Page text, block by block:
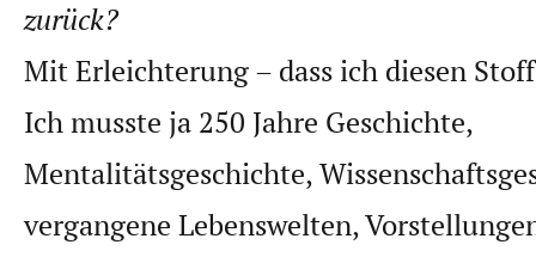
zurück?
Mit Erleichterung – dass ich diesen
Ich musste ja 250 Jahre Geschichte,
Mentalitätsgeschichte,
vergangene Lebenswelten,